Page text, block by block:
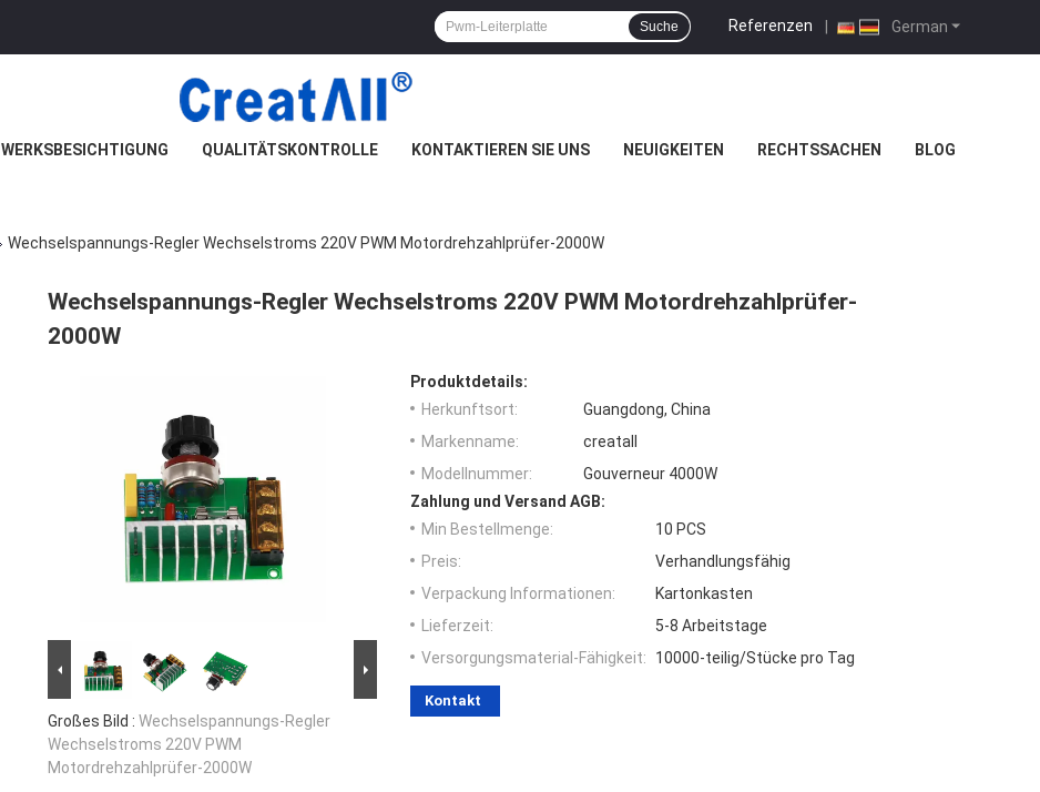
German
Referenzen |
Suche
WERKSBESICHTIGUNG QUALITÄTSKONTROLLE KONTAKTIEREN SIE UNS NEUIGKEITEN RECHTSSACHEN BLOG
Wechselspannungs-Regler Wechselstroms 220V PWM Motordrehzahlprüfer-2000W
Wechselspannungs-Regler Wechselstroms 220V PWM Motordrehzahlprüfer-
2000W
Großes Bild : Wechselspannungs-Regler
Wechselstroms 220V PWM
Motordrehzahlprüfer-2000W
Produktdetails:
Herkunftsort:
Guangdong, China
Markenname:
creatall
Modellnummer:
Gouverneur 4000W
Zahlung und Versand AGB:
Min Bestellmenge:
10 PCS
Preis:
Verhandlungsfähig
Verpackung Informationen:
Kartonkasten
Lieferzeit:
5-8 Arbeitstage
Versorgungsmaterial-Fähigkeit:
10000-teilig/Stücke pro Tag
Kontakt